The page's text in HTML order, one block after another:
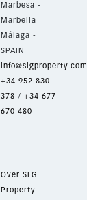
Marbesa -
Marbella
Málaga -
SPAIN
info@slgproperty.com
+34 952 830
378 / +34 677
670 480
Over SLG
Property